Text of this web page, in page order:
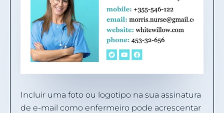
Incluir uma foto ou logotipo na sua assinatura
de e-mail como enfermeiro pode acrescentar